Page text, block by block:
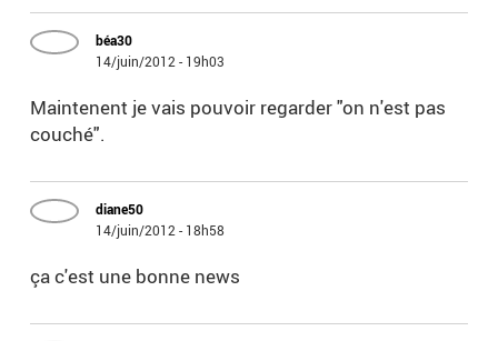
béa30
14/juin/2012 - 19h03
Maintenent je vais pouvoir regarder "on n'est pas
couché".
diane50
14/juin/2012 - 18h58
ça c'est une bonne news